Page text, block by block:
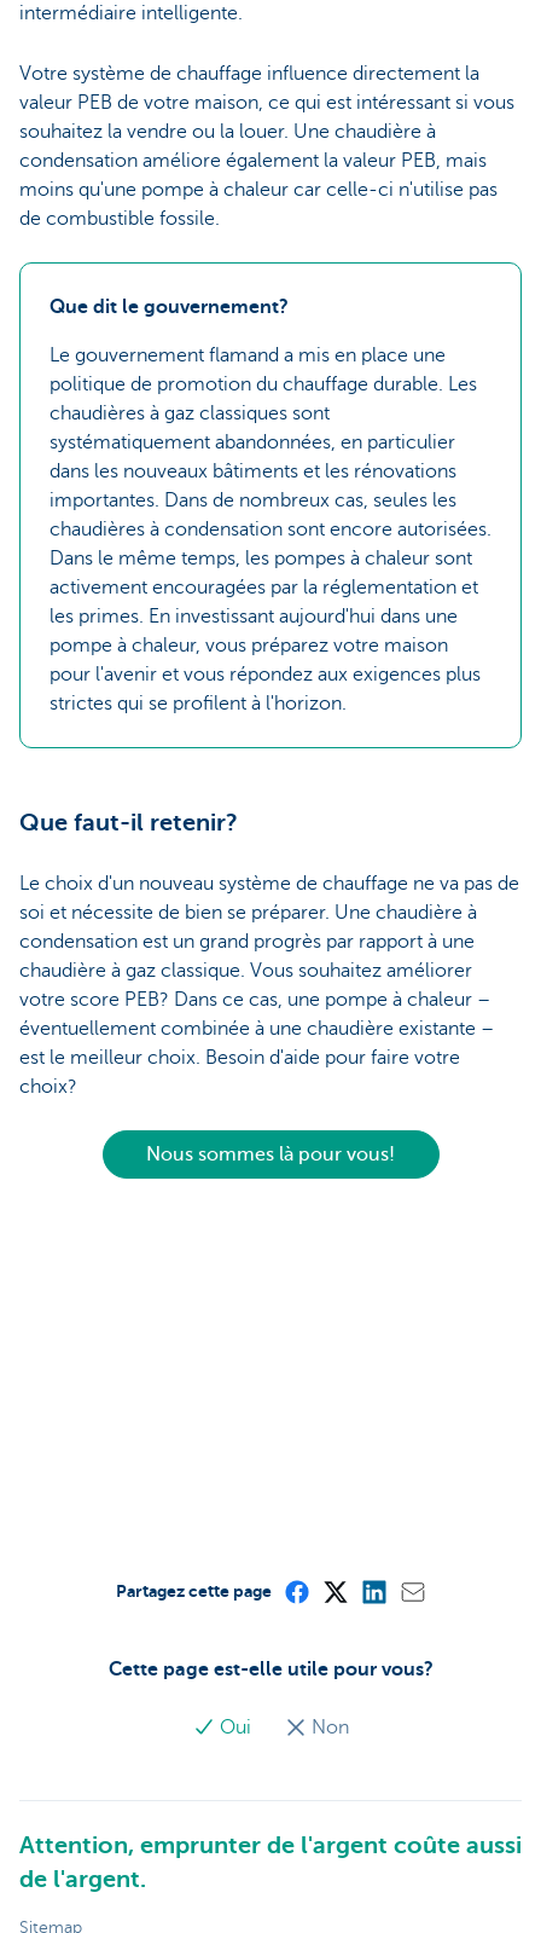
intermédiaire intelligente.
Votre système de chauffage influence directement la
valeur PEB de votre maison, ce qui est intéressant si vous
souhaitez la vendre ou la louer. Une chaudière à
condensation améliore également la valeur PEB, mais
moins qu'une pompe à chaleur car celle-ci n'utilise pas
de combustible fossile.
Que dit le gouvernement?
Le gouvernement flamand a mis en place une
politique de promotion du chauffage durable. Les
chaudières à gaz classiques sont
systématiquement abandonnées, en particulier
dans les nouveaux bâtiments et les rénovations
importantes. Dans de nombreux cas, seules les
chaudières à condensation sont encore autorisées.
Dans le même temps, les pompes à chaleur sont
activement encouragées par la réglementation et
les primes. En investissant aujourd'hui dans une
pompe à chaleur, vous préparez votre maison
pour l'avenir et vous répondez aux exigences plus
strictes qui se profilent à l'horizon.
Que faut-il retenir?
Le choix d'un nouveau système de chauffage ne va pas de
soi et nécessite de bien se préparer. Une chaudière à
condensation est un grand progrès par rapport à une
chaudière à gaz classique. Vous souhaitez améliorer
votre score PEB? Dans ce cas, une pompe à chaleur –
éventuellement combinée à une chaudière existante –
est le meilleur choix. Besoin d'aide pour faire votre
choix?
Nous sommes là pour vous!
Cette page est-elle utile pour vous?
Oui Non
Partagez cette page
Attention, emprunter de l'argent coûte aussi
de l'argent.
Sitemap